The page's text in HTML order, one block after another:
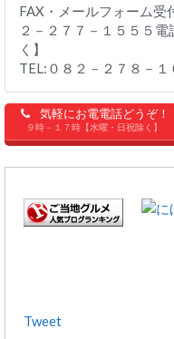
FAX・メールフォーム受
２－２７７－１５５５
く】
TEL:０８２－２７８－１
気軽にお電電話どうぞ！
９時－１７時【水曜・日祝除く】
Tweet